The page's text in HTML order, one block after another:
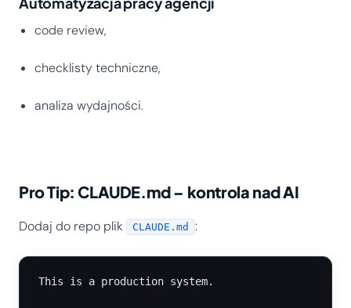
code review,
checklisty techniczne,
analiza wydajności.
Pro Tip: CLAUDE.md – kontrola nad AI
Dodaj do repo plik CLAUDE.md :
This is a production system.